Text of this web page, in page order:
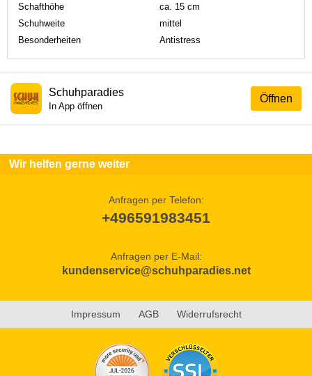
Schafthöhe
ca. 15 cm
Schuhweite
mittel
Besonderheiten
Antistress
Öffnen
Schuhparadies
In App öffnen
Wir helfen gerne weiter
Anfragen per Telefon:
+496591983451
Anfragen per E-Mail:
kundenservice@schuhparadies.net
Impressum AGB Widerrufsrecht